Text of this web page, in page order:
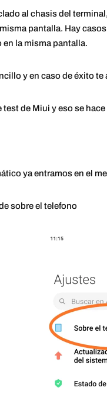
al chasis del
pantalla. Hay
la misma pantalla.
y en caso de éxito
de Miui y eso se
ya entramos en el
sobre el telefono